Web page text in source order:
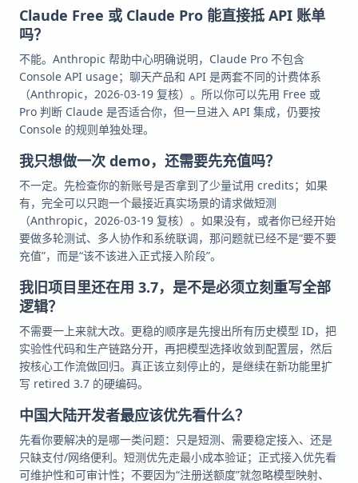
Claude Free 或 Claude Pro 能直接抵 API 账单
吗？
不能。Anthropic 帮助中心明确说明，Claude Pro 不包含
Console API usage；聊天产品和 API 是两套不同的计费体系
（Anthropic，2026-03-19 复核）。所以你可以先用 Free 或
Pro 判断 Claude 是否适合你，但一旦进入 API 集成，仍要按
Console 的规则单独处理。
我只想做一次 demo，还需要先充值吗？
不一定。先检查你的新账号是否拿到了少量试用 credits；如果
有，完全可以只跑一个最接近真实场景的请求做短测
（Anthropic，2026-03-19 复核）。如果没有，或者你已经开始
要做多轮测试、多人协作和系统联调，那问题就已经不是“要不要
充值”，而是“该不该进入正式接入阶段”。
我旧项目里还在用 3.7，是不是必须立刻重写全部
逻辑？
不需要一上来就大改。更稳的顺序是先搜出所有历史模型 ID，把
实验性代码和生产链路分开，再把模型选择收敛到配置层，然后
按核心工作流做回归。真正该立刻停止的，是继续在新功能里扩
写 retired 3.7 的硬编码。
中国大陆开发者最应该优先看什么？
先看你要解决的是哪一类问题：只是短测、需要稳定接入、还是
只缺支付/网络便利。短测优先走最小成本验证；正式接入优先看
可维护性和可审计性；不要因为“注册送额度”就忽略模型映射、